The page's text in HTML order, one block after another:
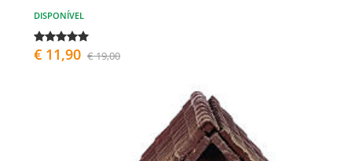
DISPONÍVEL
€ 11,90 € 19,00